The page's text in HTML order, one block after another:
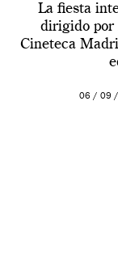
La fiesta
dirigido por
Cineteca
06 / 09